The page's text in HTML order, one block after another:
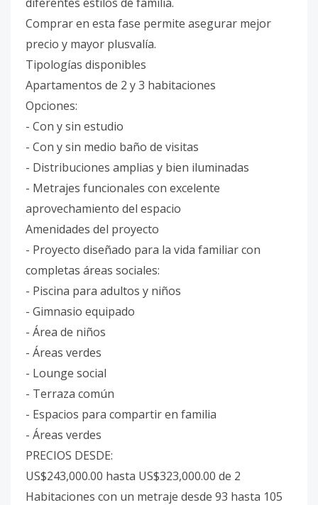
Comprar en esta fase permite asegurar mejor
precio y mayor plusvalía.
Tipologías disponibles
Apartamentos de 2 y 3 habitaciones
Opciones:
- Con y sin estudio
- Con y sin medio baño de visitas
- Distribuciones amplias y bien iluminadas
- Metrajes funcionales con excelente
aprovechamiento del espacio
Amenidades del proyecto
- Proyecto diseñado para la vida familiar con
completas áreas sociales:
- Piscina para adultos y niños
- Gimnasio equipado
- Área de niños
- Áreas verdes
- Lounge social
- Terraza común
- Espacios para compartir en familia
- Áreas verdes
PRECIOS DESDE:
US$243,000.00 hasta US$323,000.00 de 2
Habitaciones con un metraje desde 93 hasta 105